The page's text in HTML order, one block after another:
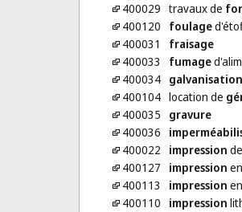
400029 travaux de
400120
foulage
400031
fraisage
400033
fumage
400034 galvanisation
400104 location de
400035
gravure
400036
400022
impression
400127
impression
400113
impression
400110
impression